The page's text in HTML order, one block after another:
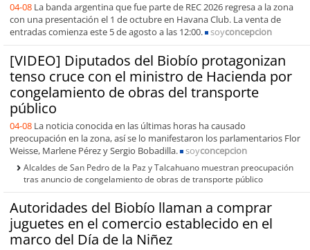
04-08 La banda argentina que fue parte de REC 2026 regresa a la zona
con una presentación el 1 de octubre en Havana Club. La venta de
entradas comienza este 5 de agosto a las 12:00.
soyconcepcion
[VIDEO] Diputados del Biobío protagonizan
tenso cruce con el ministro de Hacienda por
congelamiento de obras del transporte
público
04-08 La noticia conocida en las últimas horas ha causado
preocupación en la zona, así se lo manifestaron los parlamentarios Flor
Weisse, Marlene Pérez y Sergio Bobadilla.
soyconcepcion
Alcaldes de San Pedro de la Paz y Talcahuano muestran preocupación
tras anuncio de congelamiento de obras de transporte público
Autoridades del Biobío llaman a comprar
juguetes en el comercio establecido en el
marco del Día de la Niñez